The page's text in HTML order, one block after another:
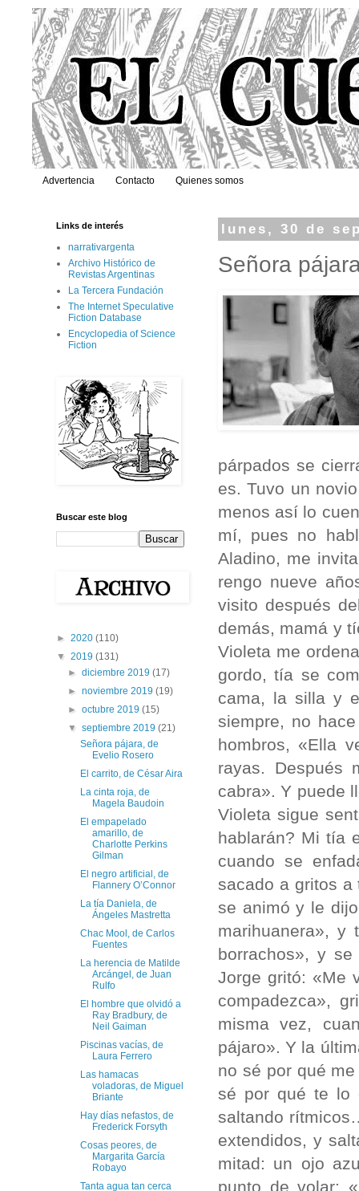
Advertencia Contacto Quienes somos
lunes, 30 de
Señora
párpados se
es. Tuvo un
menos así lo
mí, pues no
Aladino, me
rengo nueve
visito después
demás, mamá y
Violeta me
gordo, tía se
cama, la silla y
siempre, no
hombros, «Ella
rayas. Después
cabra». Y puede
Violeta sigue
hablarán? Mi tía
cuando se
sacado a gritos
se animó y le
marihuanera», y
borrachos», y
Jorge gritó: «Me
compadezca»,
misma vez,
pájaro». Y la
no sé por qué
sé por qué te lo
saltando
extendidos, y
mitad: un ojo
punto de volar:
Links de interés
narrativargenta
Archivo Histórico de
Revistas Argentinas
La Tercera Fundación
The Internet Speculative
Fiction Database
Encyclopedia of Science
Fiction
Buscar este blog
► 2020 (110)
▼ 2019 (131)
►diciembre 2019(17)
►noviembre 2019(19)
►octubre 2019(15)
▼septiembre 2019(21)
Señora pájara, de
Evelio Rosero
El carrito, de César Aira
La cinta roja, de
Magela Baudoin
El empapelado
amarillo, de
Charlotte Perkins
Gilman
El negro artificial, de
Flannery O’Connor
La tía Daniela, de
Ángeles Mastretta
Chac Mool, de Carlos
Fuentes
La herencia de Matilde
Arcángel, de Juan
Rulfo
El hombre que olvidó a
Ray Bradbury, de
Neil Gaiman
Piscinas vacías, de
Laura Ferrero
Las hamacas
voladoras, de Miguel
Briante
Hay días nefastos, de
Frederick Forsyth
Cosas peores, de
Margarita García
Robayo
Tanta agua tan cerca